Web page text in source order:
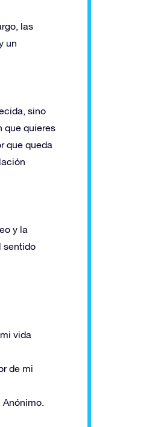
las
un
sino
que quieres
que queda
y la
sentido
vida
de mi
Anónimo.